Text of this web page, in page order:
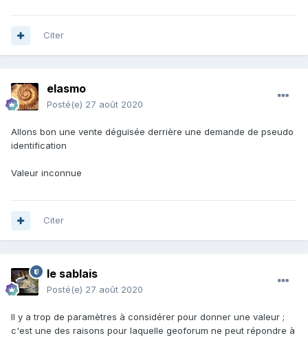
Citer
elasmo
Posté(e) 27 août 2020
Allons bon une vente déguisée derrière une demande de pseudo
identification
Valeur inconnue
Citer
le sablais
Posté(e) 27 août 2020
Il y a trop de paramètres à considérer pour donner une valeur ;
c'est une des raisons pour laquelle geoforum ne peut répondre à